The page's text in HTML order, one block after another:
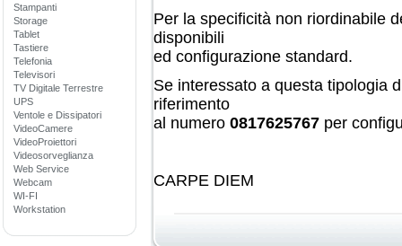
Stampanti
Storage
Tablet
Tastiere
Telefonia
Televisori
TV Digitale Terrestre
UPS
Ventole e Dissipatori
VideoCamere
VideoProiettori
Videosorveglianza
Web Service
Webcam
WI-FI
Workstation
Per la specificità non riordinabile
disponibili
ed configurazione standard.
Se interessato a questa tipologia
riferimento
al numero 0817625767 per
CARPE DIEM